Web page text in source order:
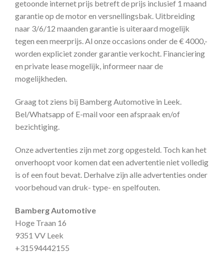
getoonde internet prijs betreft de prijs inclusief 1 maand
garantie op de motor en versnellingsbak. Uitbreiding
naar 3/6/12 maanden garantie is uiteraard mogelijk
tegen een meerprijs. Al onze occasions onder de € 4000,-
worden expliciet zonder garantie verkocht. Financiering
en private lease mogelijk, informeer naar de
mogelijkheden.
Graag tot ziens bij Bamberg Automotive in Leek.
Bel/Whatsapp of E-mail voor een afspraak en/of
bezichtiging.
Onze advertenties zijn met zorg opgesteld. Toch kan het
onverhoopt voor komen dat een advertentie niet volledig
is of een fout bevat. Derhalve zijn alle advertenties onder
voorbehoud van druk- type- en spelfouten.
Bamberg Automotive
Hoge Traan 16
9351 VV Leek
+31594442155